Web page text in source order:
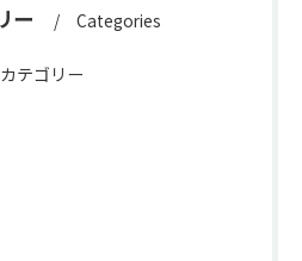
ー Categories
テゴリー